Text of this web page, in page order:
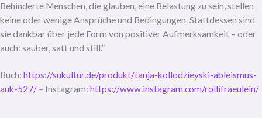
Behinderte Menschen, die glauben, eine Belastung zu sein, stellen
keine oder wenige Ansprüche und Bedingungen. Stattdessen sind
sie dankbar über jede Form von positiver Aufmerksamkeit – oder
auch: sauber, satt und still.”
Buch: https://sukultur.de/produkt/tanja-kollodzieyski-ableismus-
auk-527/ – Instagram: https://www.instagram.com/rollifraeulein/